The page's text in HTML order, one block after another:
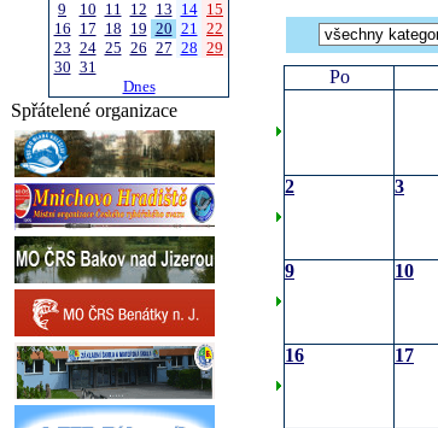
9
10 11 12 13 14 15
16 17 18 19 20 21 22
23 24 25 26 27 28 29
30 31
Dnes
Spřátelené organizace
Po
2 3
9 10
16 17